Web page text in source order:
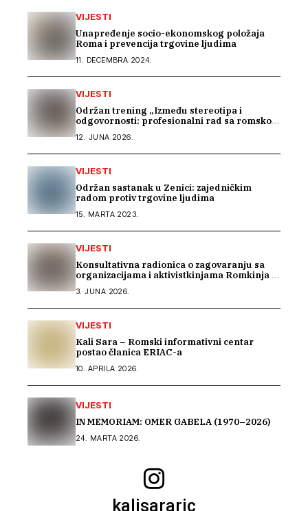
VIJESTI
Unapređenje socio-ekonomskog položaja
Roma i prevencija trgovine ljudima
11. DECEMBRA 2024.
VIJESTI
Održan trening „Između stereotipa i
odgovornosti: profesionalni rad sa romskom
12. JUNA 2026.
VIJESTI
Održan sastanak u Zenici: zajedničkim
radom protiv trgovine ljudima
15. MARTA 2023.
VIJESTI
Konsultativna radionica o zagovaranju sa
organizacijama i aktivistkinjama Romkinja i
3. JUNA 2026.
VIJESTI
Kali Sara – Romski informativni centar
postao članica ERIAC-a
10. APRILA 2026.
VIJESTI
IN MEMORIAM: OMER GABELA (1970–2026)
24. MARTA 2026.
kalisararic